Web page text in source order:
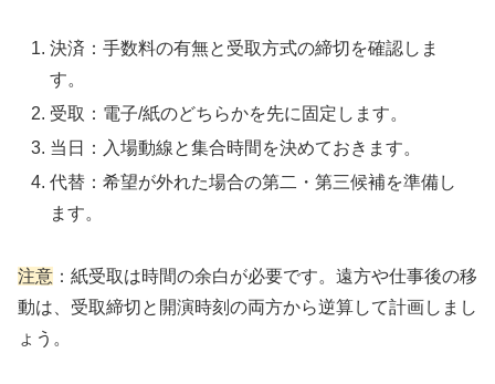
決済：手数料の有無と受取方式の締切を確認しま
す。
受取：電子/紙のどちらかを先に固定します。
当日：入場動線と集合時間を決めておきます。
代替：希望が外れた場合の第二・第三候補を準備し
ます。
注意 ：紙受取は時間の余白が必要です。遠方や仕事後の移
動は、受取締切と開演時刻の両方から逆算して計画しまし
ょう。